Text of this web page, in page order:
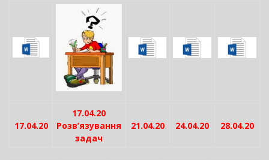
17.04.20
17.04.20
Розв’язування
задач
21.04.20 24.04.20 28.04.20